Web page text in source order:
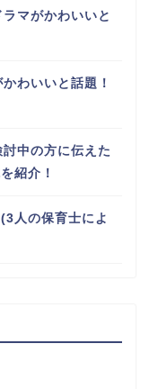
マがかわいいと
わいいと話題！
中の方に伝えた
紹介！
人の保育士によ